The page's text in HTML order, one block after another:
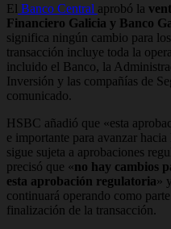
El Banco Central aprobó la
Financiero Galicia y Banco
significa ningún cambio para
transacción incluye toda la
incluido el Banco, la
Inversión y las compañías de
comunicado.
HSBC añadió que «esta
e importante para avanzar
sigue sujeta a aprobaciones
precisó que «no hay cambios
esta aprobación regulatoria»
continuará operando como
finalización de la transacción.